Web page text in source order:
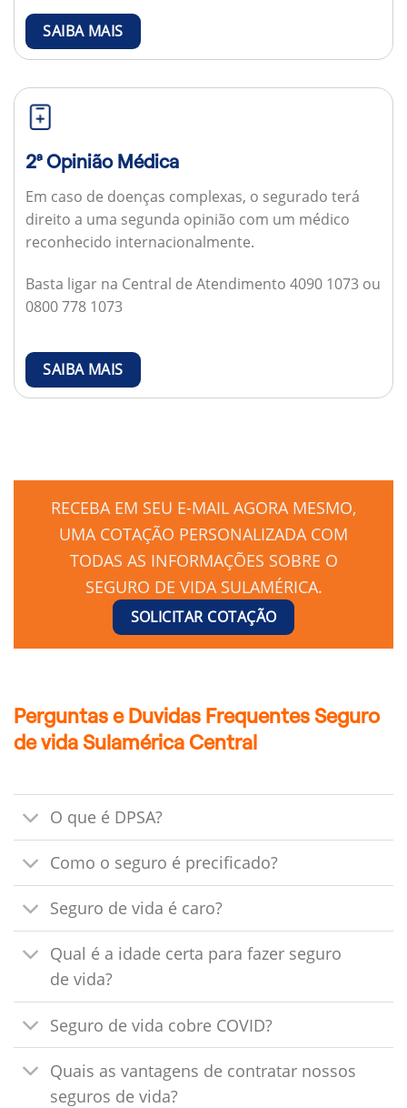
SAIBA MAIS
2ª Opinião Médica
Em caso de doenças complexas, o segurado terá
direito a uma segunda opinião com um médico
reconhecido internacionalmente.
Basta ligar na Central de Atendimento 4090 1073 ou
0800 778 1073
SAIBA MAIS
RECEBA EM SEU E-MAIL AGORA MESMO,
UMA COTAÇÃO PERSONALIZADA COM
TODAS AS INFORMAÇÕES SOBRE O
SEGURO DE VIDA SULAMÉRICA.
SOLICITAR COTAÇÃO
Perguntas e Duvidas Frequentes Seguro
de vida Sulamérica Central
O que é DPSA?
Como o seguro é precificado?
Seguro de vida é caro?
Qual é a idade certa para fazer seguro
de vida?
Seguro de vida cobre COVID?
Quais as vantagens de contratar nossos
seguros de vida?